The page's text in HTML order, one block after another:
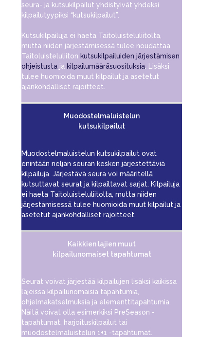
seura- ja kutsukilpailut yhdistyivät yhdeksi
kilpailutyypiksi “kutsukilpailut”.
Kutsukilpailuja ei haeta Taitoluisteluliitolta,
mutta niiden järjestämisessä tulee noudattaa
Taitoluisteluliiton kutsukilpailuiden järjestämisen
ohjeistusta ja kilpailumääräsuosituksia . Lisäksi
tulee huomioida muut kilpailut ja asetetut
ajankohdalliset rajoitteet.
Muodostelmaluistelun
kutsukilpailut
Muodostelmaluistelun kutsukilpailut ovat
enintään neljän seuran kesken järjestettäviä
kilpailuja. Järjestävä seura voi määritellä
kutsuttavat seurat ja kilpailtavat sarjat. Kilpailuja
ei haeta Taitoluisteluliitolta, mutta niiden
järjestämisessä tulee huomioida muut kilpailut ja
asetetut ajankohdalliset rajoitteet.
Kaikkien lajien muut
kilpailunomaiset tapahtumat
Seurat voivat järjestää kilpailujen lisäksi kaikissa
lajeissa kilpailunomaisia tapahtumia,
ohjelmakatselmuksia ja elementtitapahtumia.
Näitä voivat olla esimerkiksi PreSeason -
tapahtumat, harjoituskilpailut tai
muodostelmaluistelun 1+1 -tapahtumat.